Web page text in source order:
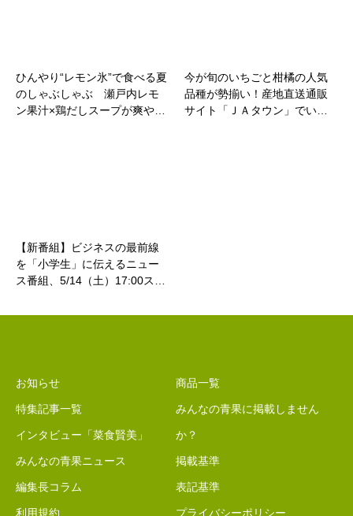
ひんやり“レモン氷”で食べる夏
のしゃぶしゃぶ 瀬戸内レモ
ン果汁×鶏だしスープが爽や…
今が旬のいちごと柑橘の人気
品種が勢揃い！産地直送通販
サイト「ＪＡタウン」でい…
【新番組】ビジネスの最前線
を「小学生」に伝えるニュー
ス番組、5/14（土）17:00ス…
お知らせ
特集記事一覧
インタビュー「菜食賢美」
みんなの青果ニュース
編集長コラム
利用規約
商品一覧
みんなの青果に掲載しません
か？
掲載基準
表記基準
プライバシーポリシー